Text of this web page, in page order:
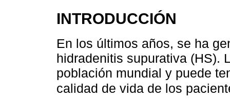
INTRODUCCIÓN
En los últimos años, se ha
hidradenitis supurativa (HS).
población mundial y puede
calidad de vida de los